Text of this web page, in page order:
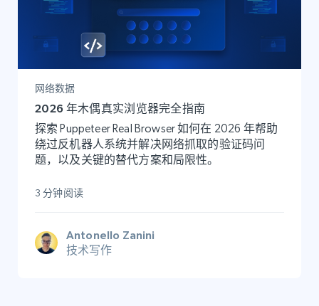
网络数据
2026 年木偶真实浏览器完全指南
探索 Puppeteer Real Browser 如何在 2026 年帮助
绕过反机器人系统并解决网络抓取的验证码问
题，以及关键的替代方案和局限性。
3 分钟阅读
Antonello Zanini
技术写作